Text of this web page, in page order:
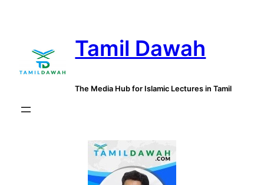
Tamil Dawah
The Media Hub for Islamic Lectures in Tamil